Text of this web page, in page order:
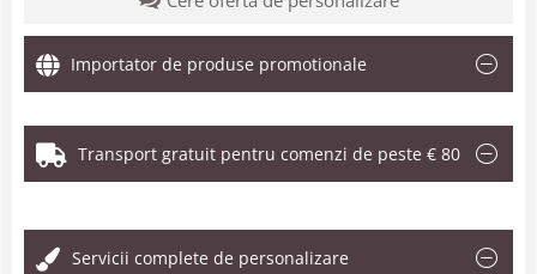
Importator de produse promotionale
Transport gratuit pentru comenzi de peste € 80
Servicii complete de personalizare